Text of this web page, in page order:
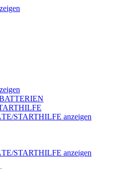
STARTHILFE anzeigen
STARTHILFE anzeigen